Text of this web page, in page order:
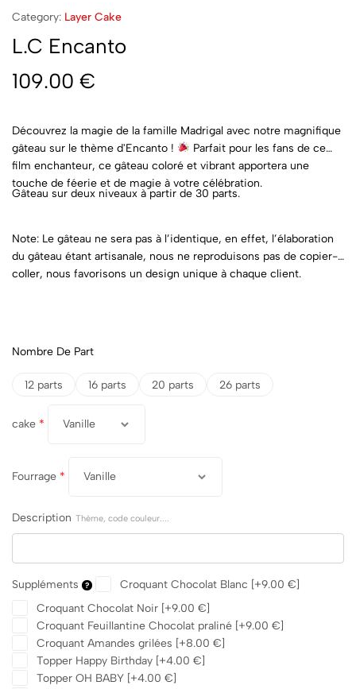
Category: Layer Cake
L.C Encanto
109.00 €
Découvrez la magie de la famille Madrigal avec notre magnifique
gâteau sur le thème d'Encanto !
Parfait pour les fans de ce
film enchanteur, ce gâteau coloré et vibrant apportera une
touche de féerie et de magie à votre célébration.
Gâteau sur deux niveaux à partir de 30 parts.
Note: Le gâteau ne sera pas à l’identique, en effet, l’élaboration
du gâteau étant artisanale, nous ne reproduisons pas de copier-
coller, nous favorisons un design unique à chaque client.
Nombre De Part
12 parts 16 parts 20 parts 26 parts
cake *
Fourrage *
Description Thème, code couleur....
Suppléments Croquant Chocolat Blanc [+9.00 €]
Croquant Chocolat Noir [+9.00 €]
Croquant Feuillantine Chocolat praliné [+9.00 €]
Croquant Amandes grilées [+8.00 €]
Topper Happy Birthday [+4.00 €]
Topper OH BABY [+4.00 €]